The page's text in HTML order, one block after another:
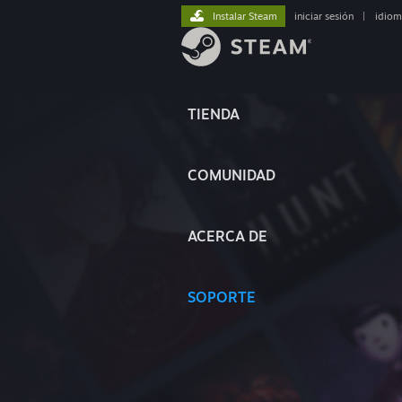
TIENDA
COMUNIDAD
ACERCA DE
SOPORTE
Instalar Steam iniciar sesión